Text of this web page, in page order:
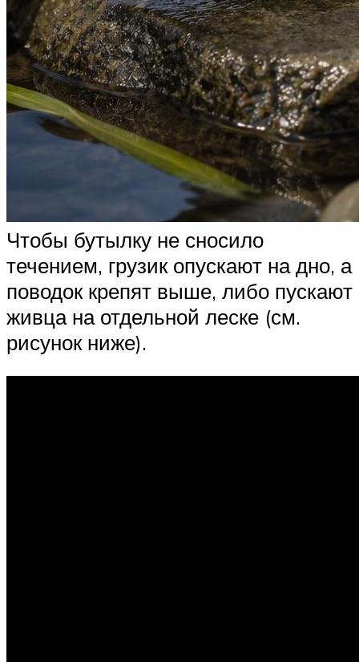
Чтобы бутылку не сносило
течением, грузик опускают на дно, а
поводок крепят выше, либо пускают
живца на отдельной леске (см.
рисунок ниже).